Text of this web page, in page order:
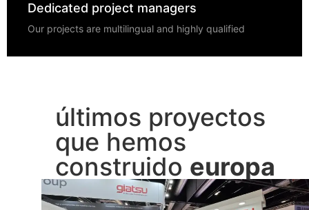
Dedicated project managers
Our projects are multilingual and highly qualified
últimos proyectos
que hemos
construido europa